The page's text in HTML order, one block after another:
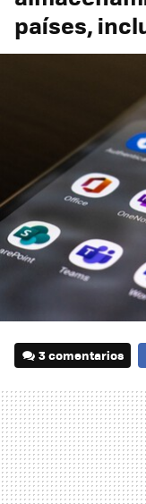
países,
3 comentarios